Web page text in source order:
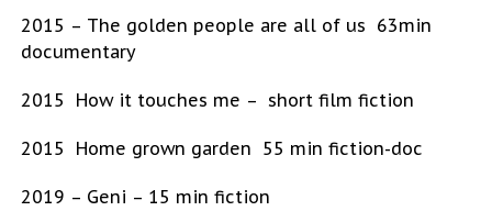
2015 – The golden people are all of us  63min
documentary
2015  How it touches me – short film fiction
2015  Home grown garden  55 min fiction-doc
2019 – Geni – 15 min fiction